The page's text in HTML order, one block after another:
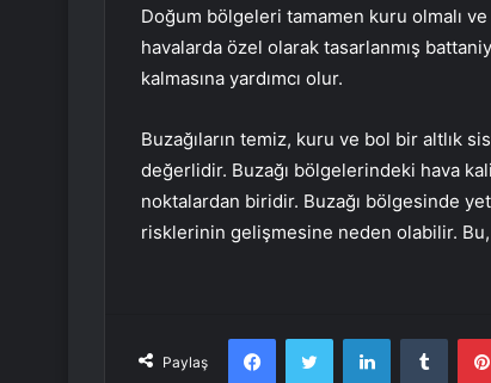
Doğum bölgeleri tamamen kuru olmalı ve
havalarda özel olarak tasarlanmış
kalmasına yardımcı olur.
Buzağıların temiz, kuru ve bol bir altlık
değerlidir. Buzağı bölgelerindeki hava
noktalardan biridir. Buzağı bölgesinde
risklerinin gelişmesine neden olabilir.
Paylaş
FacebookTwitter LinkedIn